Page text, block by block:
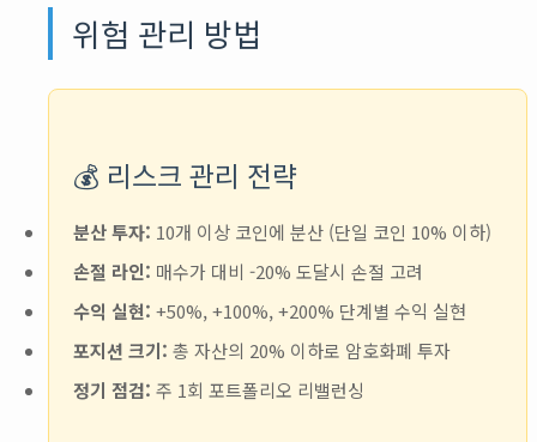
위험 관리 방법
💰 리스크 관리 전략
분산 투자: 10개 이상 코인에 분산 (단일 코인 10% 이하)
손절 라인: 매수가 대비 -20% 도달시 손절 고려
수익 실현: +50%, +100%, +200% 단계별 수익 실현
포지션 크기: 총 자산의 20% 이하로 암호화폐 투자
정기 점검: 주 1회 포트폴리오 리밸런싱